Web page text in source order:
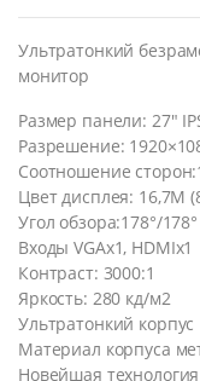
Ультратонкий
монитор
Размер панели: 27″
Разрешение:
Соотношение
Цвет дисплея: 16,7M
Угол обзора:178°/178°
Входы VGAx1, HDMIx1
Контраст: 3000:1
Яркость: 280 кд/м2
Ультратонкий корпус
Материал корпуса
Новейшая